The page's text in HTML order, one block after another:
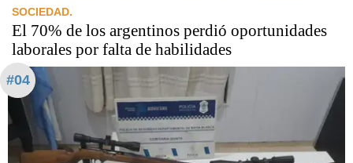
SOCIEDAD.
El 70% de los argentinos perdió oportunidades
laborales por falta de habilidades
#04